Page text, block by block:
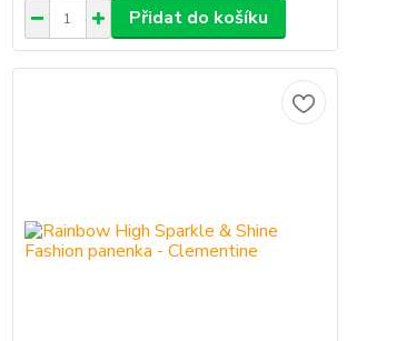
Přidat do košíku